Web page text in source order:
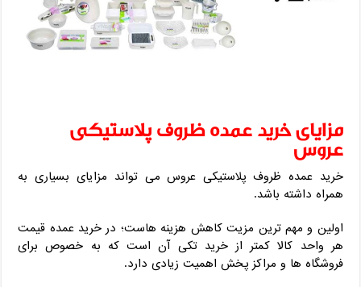
مزایای خرید عمده ظروف پلاستیکی
عروس
خرید عمده ظروف پلاستیکی عروس می تواند مزایای بسیاری به
همراه داشته باشد.
اولین و مهم ترین مزیت کاهش هزینه هاست؛ در خرید عمده قیمت
هر واحد کالا کمتر از خرید تکی آن است که به خصوص برای
فروشگاه ها و مراکز پخش اهمیت زیادی دارد.